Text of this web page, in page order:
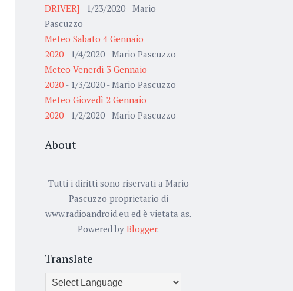
DRIVER] - 1/23/2020 - Mario
Pascuzzo
Meteo Sabato 4 Gennaio
2020 - 1/4/2020 - Mario Pascuzzo
Meteo Venerdì 3 Gennaio
2020 - 1/3/2020 - Mario Pascuzzo
Meteo Giovedì 2 Gennaio
2020 - 1/2/2020 - Mario Pascuzzo
About
Tutti i diritti sono riservati a Mario
Pascuzzo proprietario di
www.radioandroid.eu ed è vietata as.
Powered by Blogger.
Translate